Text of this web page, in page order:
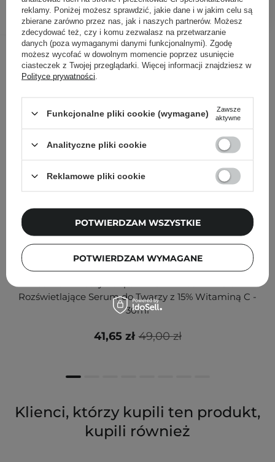
DODAJ DO KOSZYKA
Inni klienci sprawdzali również
PROMOCJA
Rozświetlające Serum do Twarzy z 15% Witaminą C -
30ml
49,00 zł
41,65 zł
Klienci, którzy kupili ten produkt,
kupili również
reklamy. Poniżej możesz sprawdzić, jakie dane i w jakim celu są
zbierane zarówno przez nas, jak i naszych partnerów. Możesz
zdecydować też, czy i komu zezwalasz na przetwarzanie
danych (poza wymaganymi danymi funkcjonalnymi). Zgodę
możesz wycofać w dowolnym momencie poprzez usunięcie
ciasteczek z Twojej przeglądarki. Więcej informacji znajdziesz w
Polityce prywatności
Funkcjonalne pliki cookie (wymagane)
Zawsze
aktywne
Analityczne pliki cookie
Reklamowe pliki cookie
POTWIERDZAM WYMAGANE
POTWIERDZAM WSZYSTKIE